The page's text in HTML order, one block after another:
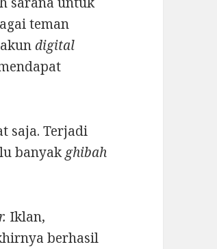
teman
akundigital
saja. Terjadi
banyakghibah
Iklan,
berhasil